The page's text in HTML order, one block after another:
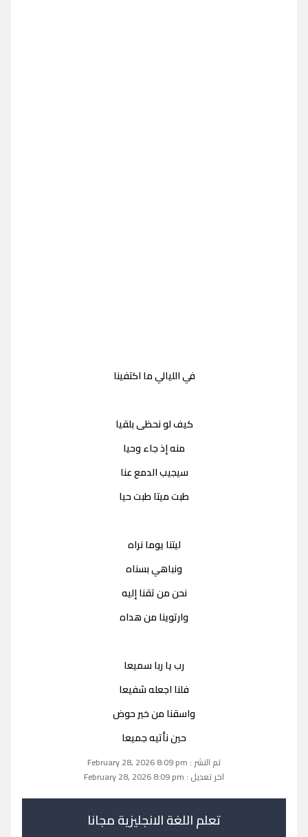
في الليالي ما اكتفينا
كيف لو نحظى بلقيا
منه إذ جاء وحيا
سيجيب الدمع عنا
طبت ميتا طبت حيا
ليتنا يوما نراه
ونباهي بسناه
نحن من تقنا إليه
وارتوينا من هداه
رب يا ربا سميعا
فلنا اجعله شفيعا
واسقنا من خير حوض
حين نأتيه جميعا
تم النشر : February 28, 2026 8:09 pm
اخر تعديل : February 28, 2026 8:09 pm
تعلم اللغة الانجليزية مجانا